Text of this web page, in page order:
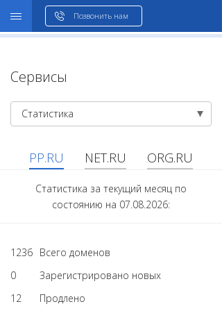
Позвонить нам
Сервисы
Статистика
PP.RU NET.RU ORG.RU
Статистика за текущий месяц по
состоянию на 07.08.2026:
1236 Всего доменов
0
Зарегистрировано новых
12
Продлено